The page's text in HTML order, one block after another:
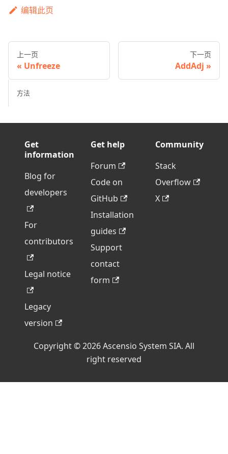
编辑此页
上一页
Unfreeze
下一页
AddAdj
方法
Get
information
Blog for
developers
For
contributors
Legal notice
Legacy
version
Get help
Forum
Code on
GitHub
Installation
guides
Support
contact
form
Community
Stack
Overflow
X
Copyright © 2026 Ascensio System SIA. All
right reserved